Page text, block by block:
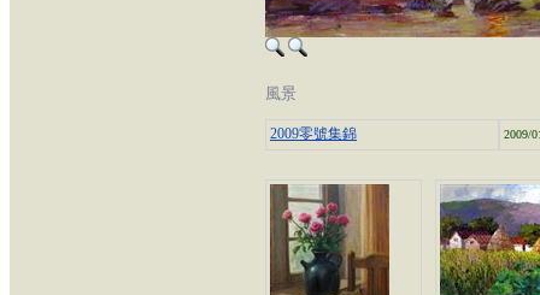
風景
2009零號集錦 2009/